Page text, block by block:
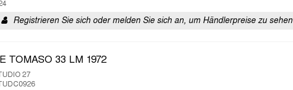
Registrieren Sie sich oder melden Sie sich an, um Händlerpreise zu sehen
TOMASO 33 LM 1972
27